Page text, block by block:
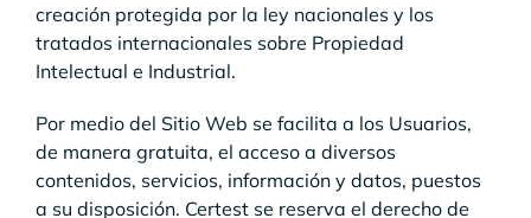
creación protegida por la ley nacionales y los
tratados internacionales sobre Propiedad
Intelectual e Industrial.
Por medio del Sitio Web se facilita a los Usuarios,
de manera gratuita, el acceso a diversos
contenidos, servicios, información y datos, puestos
a su disposición. Certest se reserva el derecho de